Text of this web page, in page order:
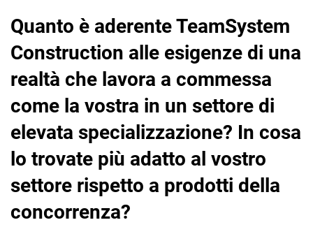
Quanto è aderente TeamSystem
Construction alle esigenze di una
realtà che lavora a commessa
come la vostra in un settore di
elevata specializzazione? In cosa
lo trovate più adatto al vostro
settore rispetto a prodotti della
concorrenza?